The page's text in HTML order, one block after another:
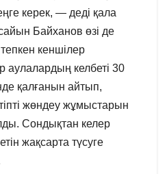
керек, — деді қала
Байханов өзі де
кеншілер
аулалардың келбеті 30
қалғанын айтып,
жөндеу жұмыстарын
Сондықтан келер
жақсарта түсуге